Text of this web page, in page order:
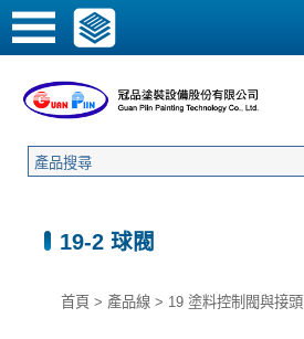
19-2 球閥
首頁 > 產品線 > 19 塗料控制閥與接頭